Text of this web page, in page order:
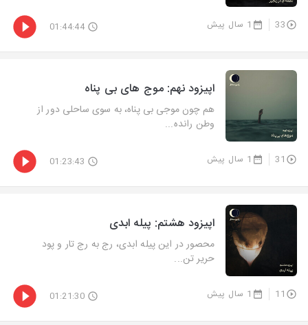
33 1 سال پیش 01:44:44
اپیزود نهم: موج های بی پناه
هم چون موجی بی پناه، به سوی ساحلی دور از
وطن رانده...
31 1 سال پیش 01:23:43
اپیزود هشتم: پیله ابدی
محصور در این پیله ابدی، رج به رج تار و پود
حریر تن...
11 1 سال پیش 01:21:30